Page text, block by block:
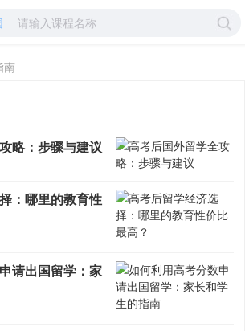
-心得-学习指南-订课宝
南
略：步骤与建议
：哪里的教育性
请出国留学：家